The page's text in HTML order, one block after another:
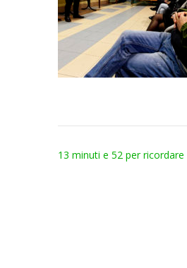
Post
13 minuti e 52 per